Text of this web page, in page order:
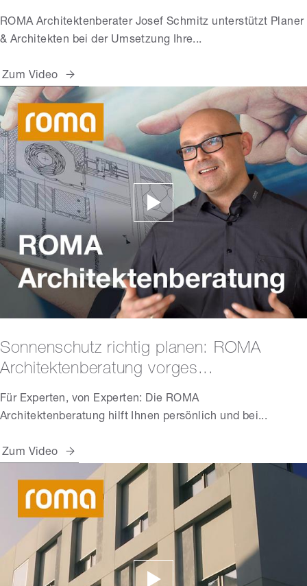
ROMA Architektenberater Josef Schmitz unterstützt Planer
& Architekten bei der Umsetzung Ihre...
Zum Video
Sonnenschutz richtig planen: ROMA
Architektenberatung vorges...
Für Experten, von Experten: Die ROMA
Architektenberatung hilft Ihnen persönlich und bei...
Zum Video